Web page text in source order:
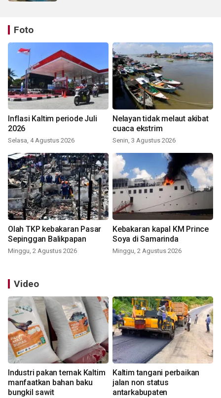
Foto
Inflasi Kaltim periode Juli
2026
Selasa, 4 Agustus 2026
Nelayan tidak melaut akibat
cuaca ekstrim
Senin, 3 Agustus 2026
Olah TKP kebakaran Pasar
Sepinggan Balikpapan
Minggu, 2 Agustus 2026
Kebakaran kapal KM Prince
Soya di Samarinda
Minggu, 2 Agustus 2026
Video
Industri pakan ternak Kaltim
manfaatkan bahan baku
bungkil sawit
Kaltim tangani perbaikan
jalan non status
antarkabupaten